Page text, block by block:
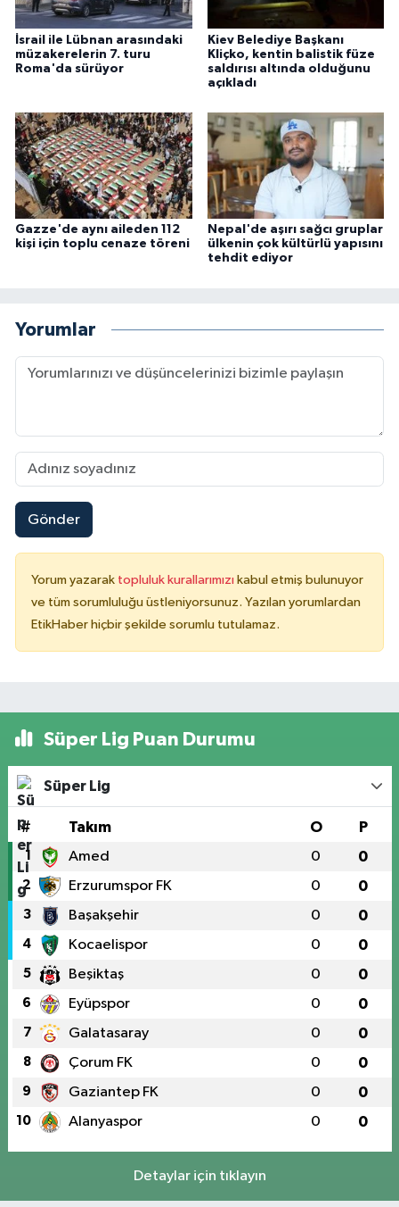
İsrail ile Lübnan arasındaki
müzakerelerin 7. turu
Roma'da sürüyor
Kiev Belediye Başkanı
Kliçko, kentin balistik füze
saldırısı altında olduğunu
açıkladı
Gazze'de aynı aileden 112
kişi için toplu cenaze töreni
Nepal'de aşırı sağcı gruplar
ülkenin çok kültürlü yapısını
tehdit ediyor
Yorumlar
Gönder
Yorum yazarak topluluk kurallarımızı kabul etmiş bulunuyor
ve tüm sorumluluğu üstleniyorsunuz. Yazılan yorumlardan
EtikHaber hiçbir şekilde sorumlu tutulamaz.
Süper Lig Puan Durumu
Süper Lig
# Takım O P
1 Amed 0 0
2 Erzurumspor FK 0 0
3 Başakşehir 0 0
4 Kocaelispor 0 0
5 Beşiktaş 0 0
6 Eyüpspor 0 0
7 Galatasaray 0 0
8 Çorum FK 0 0
9 Gaziantep FK 0 0
10 Alanyaspor 0 0
Detaylar için tıklayın